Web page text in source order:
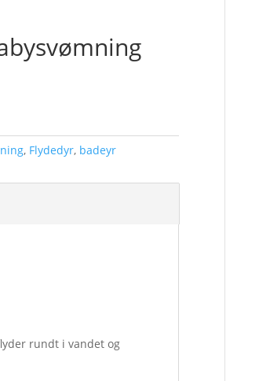
, Flydedyr, badeyr
rundt i vandet og